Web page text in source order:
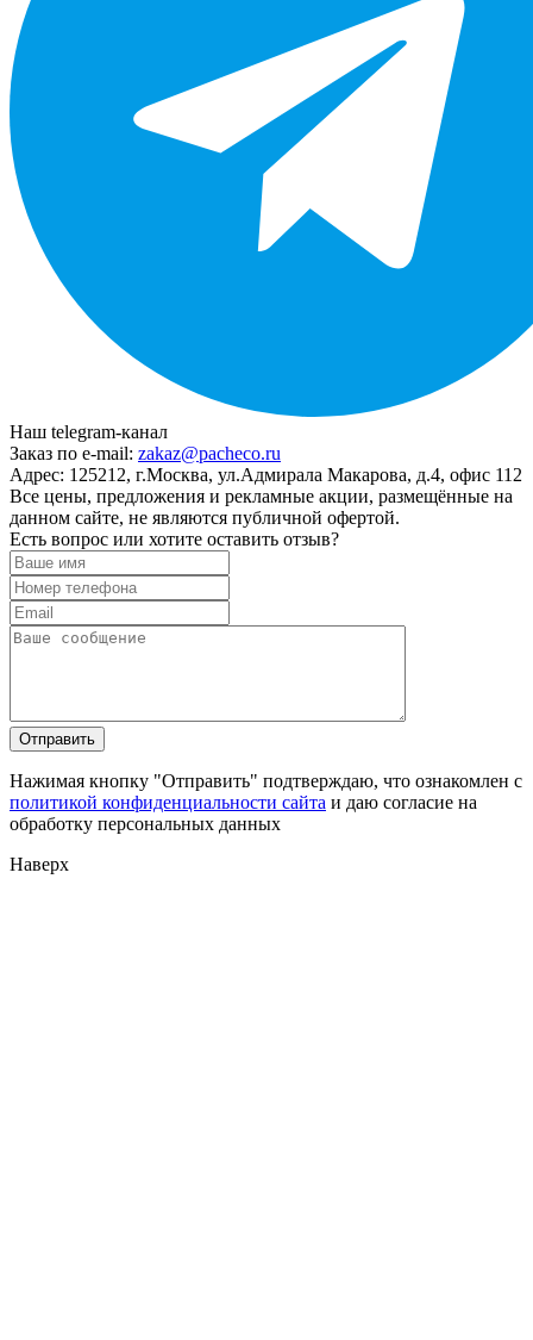
Наш telegram-канал
Заказ по e-mail: zakaz@pacheco.ru
Адрес: 125212, г.Москва, ул.Адмирала Макарова, д.4, офис 112
Все цены, предложения и рекламные акции, размещённые на
данном сайте, не являются публичной офертой.
Есть вопрос или хотите оставить отзыв?
Нажимая кнопку "Отправить" подтверждаю, что ознакомлен с
политикой конфиденциальности сайта и даю согласие на
обработку персональных данных
Наверх